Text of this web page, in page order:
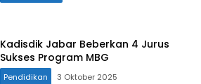
Kadisdik Jabar Beberkan 4 Jurus
Sukses Program MBG
Pendidikan 3 Oktober 2025